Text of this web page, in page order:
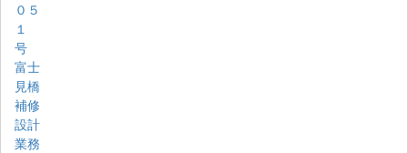
０５
１
号
富士
見橋
補修
設計
業務